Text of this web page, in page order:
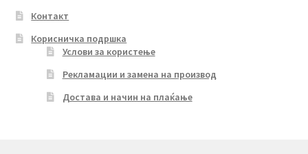
Контакт
Корисничка подршка
Услови за користење
Рекламации и замена на производ
Достава и начин на плаќање